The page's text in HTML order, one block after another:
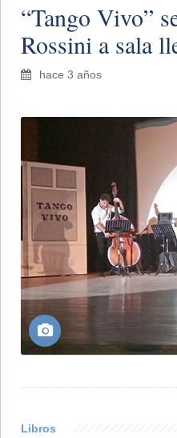
​“Tango Vivo”
Rossini a sala
hace 3 años
Libros